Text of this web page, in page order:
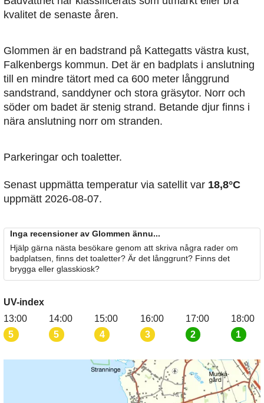
kvalitet de senaste åren.
Glommen är en badstrand på Kattegatts västra kust,
Falkenbergs kommun. Det är en badplats i anslutning
till en mindre tätort med ca 600 meter långgrund
sandstrand, sanddyner och stora gräsytor. Norr och
söder om badet är stenig strand. Betande djur finns i
nära anslutning norr om stranden.
Parkeringar och toaletter.
Senast uppmätta temperatur via satellit var 18,8°C
uppmätt 2026-08-07.
Inga recensioner av Glommen ännu...
Hjälp gärna nästa besökare genom att skriva några rader om
badplatsen, finns det toaletter? Är det långgrunt? Finns det
brygga eller glasskiosk?
UV-index
13:00
5
14:00
5
15:00
4
16:00
3
17:00
2
18:00
1